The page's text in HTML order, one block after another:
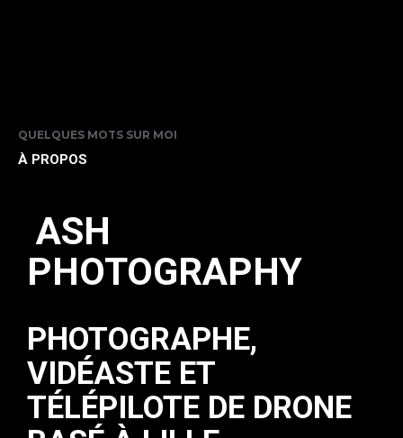
QUELQUES MOTS SUR MOI
À PROPOS
ASH
PHOTOGRAPHY
PHOTOGRAPHE,
VIDÉASTE ET
TÉLÉPILOTE DE DRONE